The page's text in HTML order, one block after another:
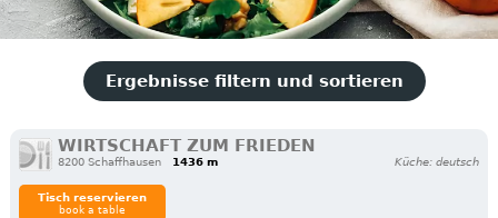
Ergebnisse filtern und sortieren
WIRTSCHAFT ZUM FRIEDEN
8200 Schaffhausen 1436 m Küche: deutsch
Tisch reservieren
book a table